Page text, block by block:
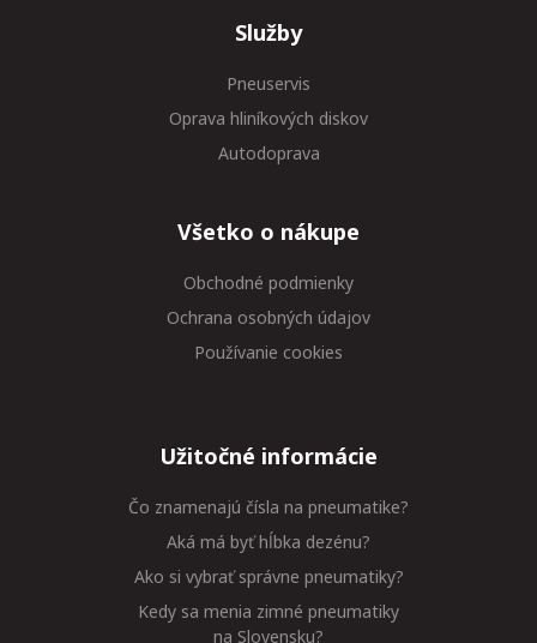
Služby
Pneuservis
Oprava hliníkových diskov
Autodoprava
Všetko o nákupe
Obchodné podmienky
Ochrana osobných údajov
Používanie cookies
Užitočné informácie
Čo znamenajú čísla na pneumatike?
Aká má byť hĺbka dezénu?
Ako si vybrať správne pneumatiky?
Kedy sa menia zimné pneumatiky
na Slovensku?